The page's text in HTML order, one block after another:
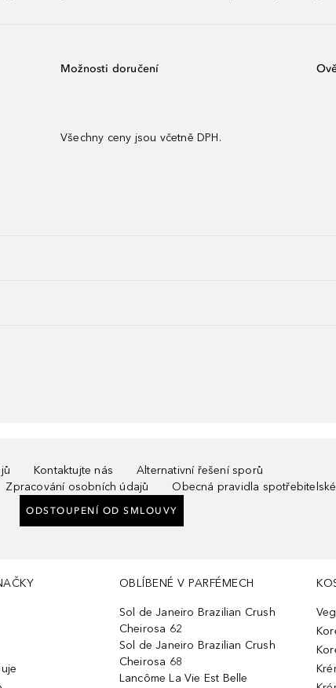
Možnosti doručení
Všechny ceny jsou včetně DPH.
Kontaktujte nás
Alternativní řešení sporů
Zpracování osobních údajů
Obecná pravidla
ODSTOUPENÍ OD SMLOUVY
OBLÍBENÉ V PARFÉMECH
Sol de Janeiro Brazilian Crush
Cheirosa 62
Sol de Janeiro Brazilian Crush
Cheirosa 68
Lancôme La Vie Est Belle